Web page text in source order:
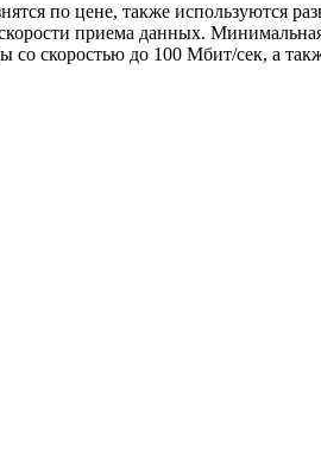
по цене, также используются
приема данных.
скоростью до 100 Мбит/сек, а